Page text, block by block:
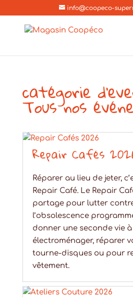
info@coopeco-
catégorie
Tous nos
Repair Cafés
Réparer au lieu de jeter,
Repair Café. Le Repair
partage pour lutter
l’obsolescence
donner une seconde vie
électroménager, réparer
tourne-disques ou pour
vêtement.